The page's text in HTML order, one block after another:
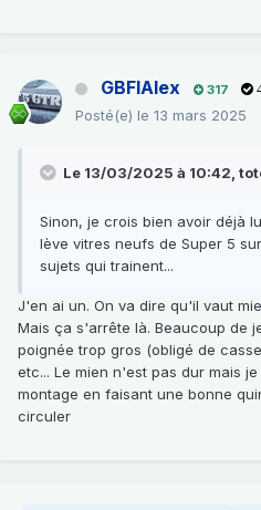
GBFIAlex 317
Posté(e) le 13 mars 2025
Le 13/03/2025 à 10:42,
Sinon, je crois bien avoir déjà
lève vitres neufs de Super 5
sujets qui trainent...
J'en ai un. On va dire qu'il vaut
Mais ça s'arrête là. Beaucoup de
poignée trop gros (obligé de
etc... Le mien n'est pas dur mais
montage en faisant une bonne
circuler